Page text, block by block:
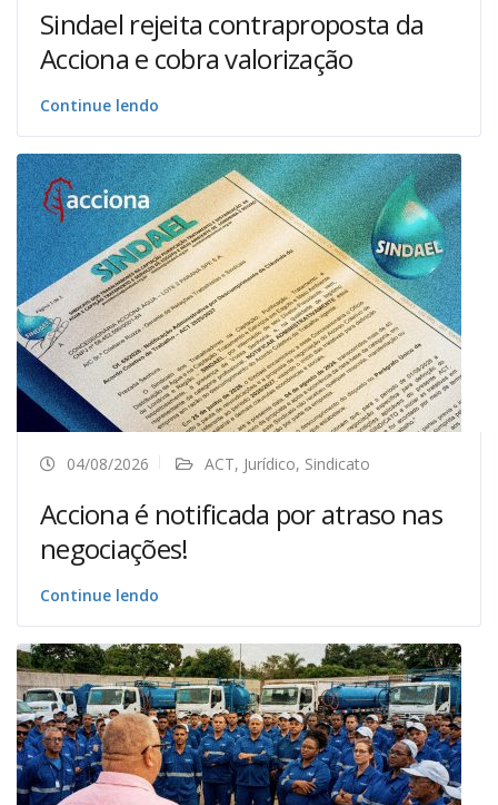
Sindael rejeita contraproposta da
Acciona e cobra valorização
Continue lendo
04/08/2026 ACT, Jurídico, Sindicato
Acciona é notificada por atraso nas
negociações!
Continue lendo